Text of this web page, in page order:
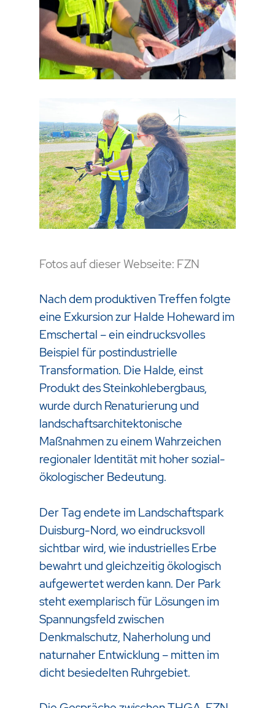
Fotos auf dieser Webseite: FZN
Nach dem produktiven Treffen folgte
eine Exkursion zur Halde Hoheward im
Emschertal – ein eindrucksvolles
Beispiel für postindustrielle
Transformation. Die Halde, einst
Produkt des Steinkohlebergbaus,
wurde durch Renaturierung und
landschaftsarchitektonische
Maßnahmen zu einem Wahrzeichen
regionaler Identität mit hoher sozial-
ökologischer Bedeutung.
Der Tag endete im Landschaftspark
Duisburg-Nord, wo eindrucksvoll
sichtbar wird, wie industrielles Erbe
bewahrt und gleichzeitig ökologisch
aufgewertet werden kann. Der Park
steht exemplarisch für Lösungen im
Spannungsfeld zwischen
Denkmalschutz, Naherholung und
naturnaher Entwicklung – mitten im
dicht besiedelten Ruhrgebiet.